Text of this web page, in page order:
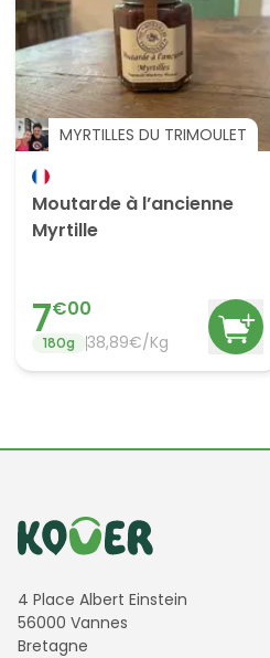
MYRTILLES DU TRIMOULET
Moutarde à l’ancienne
Myrtille
7€00
180g 38,89€/Kg
Informations de contact
4 Place Albert Einstein
56000 Vannes
Bretagne